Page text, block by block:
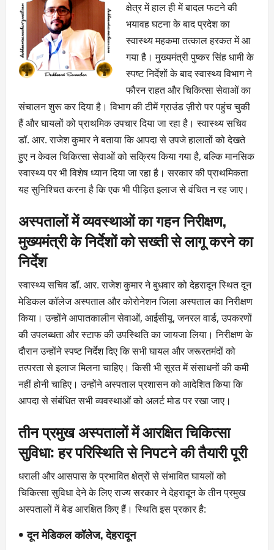
क्षेत्र में हाल ही में बादल फटने की
भयावह घटना के बाद प्रदेश का
स्वास्थ्य महकमा तत्काल हरकत में आ
गया है। मुख्यमंत्री पुष्कर सिंह धामी के
स्पष्ट निर्देशों के बाद स्वास्थ्य विभाग ने
फौरन राहत और चिकित्सा सेवाओं का
संचालन शुरू कर दिया है। विभाग की टीमें ग्राउंड ज़ीरो पर पहुंच चुकी
हैं और घायलों को प्राथमिक उपचार दिया जा रहा है। स्वास्थ्य सचिव
डॉ. आर. राजेश कुमार ने बताया कि आपदा से उपजे हालातों को देखते
हुए न केवल चिकित्सा सेवाओं को सक्रिय किया गया है, बल्कि मानसिक
स्वास्थ्य पर भी विशेष ध्यान दिया जा रहा है। सरकार की प्राथमिकता
यह सुनिश्चित करना है कि एक भी पीड़ित इलाज से वंचित न रह जाए।
अस्पतालों में व्यवस्थाओं का गहन निरीक्षण,
मुख्यमंत्री के निर्देशों को सख्ती से लागू करने का
निर्देश
स्वास्थ्य सचिव डॉ. आर. राजेश कुमार ने बुधवार को देहरादून स्थित दून
मेडिकल कॉलेज अस्पताल और कोरोनेशन जिला अस्पताल का निरीक्षण
किया। उन्होंने आपातकालीन सेवाओं, आईसीयू, जनरल वार्ड, उपकरणों
की उपलब्धता और स्टाफ की उपस्थिति का जायजा लिया। निरीक्षण के
दौरान उन्होंने स्पष्ट निर्देश दिए कि सभी घायल और जरूरतमंदों को
तत्परता से इलाज मिलना चाहिए। किसी भी सूरत में संसाधनों की कमी
नहीं होनी चाहिए। उन्होंने अस्पताल प्रशासन को आदेशित किया कि
आपदा से संबंधित सभी व्यवस्थाओं को अलर्ट मोड पर रखा जाए।
तीन प्रमुख अस्पतालों में आरक्षित चिकित्सा
सुविधा: हर परिस्थिति से निपटने की तैयारी पूरी
धराली और आसपास के प्रभावित क्षेत्रों से संभावित घायलों को
चिकित्सा सुविधा देने के लिए राज्य सरकार ने देहरादून के तीन प्रमुख
अस्पतालों में बेड आरक्षित किए हैं। स्थिति इस प्रकार है:
•दून मेडिकल कॉलेज, देहरादून